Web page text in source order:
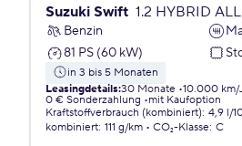
Suzuki Swift 1.2 HYBRID
Benzin
81 PS (60 kW)
in 3 bis 5 Monaten
Leasingdetails:30 Monate 10.000 km/
0 € Sonderzahlung
mit Kaufoption
Kraftstoffverbrauch (kombiniert): 4,9 l/
kombiniert: 111 g/km CO₂-Klasse: C